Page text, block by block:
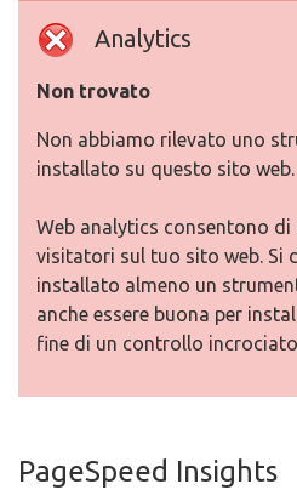
Analytics
Non trovato
Non abbiamo rilevato uno
installato su questo sito web.
Web analytics consentono
visitatori sul tuo sito web. Si
installato almeno un
anche essere buona per
fine di un controllo
PageSpeed Insights